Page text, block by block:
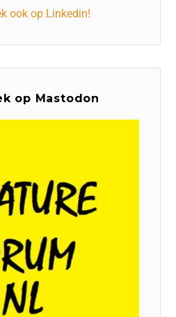
ook op Linkedin!
op Mastodon